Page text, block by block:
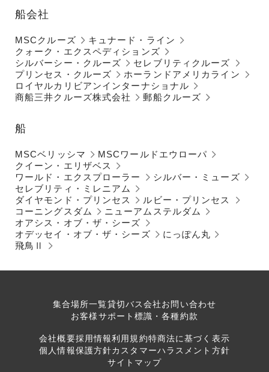
船会社
MSCクルーズ
キュナード・ライン
クォーク・エクスペディションズ
シルバーシー・クルーズ
セレブリティクルーズ
プリンセス・クルーズ
ホーランドアメリカライン
ロイヤルカリビアンインターナショナル
商船三井クルーズ株式会社
郵船クルーズ
船
MSCベリッシマ
MSCワールドエウローパ
クイーン・エリザベス
ワールド・エクスプローラー
シルバー・ミューズ
セレブリティ・ミレニアム
ダイヤモンド・プリンセス
ルビー・プリンセス
コーニングスダム
ニューアムステルダム
オアシス・オブ・ザ・シーズ
オデッセイ・オブ・ザ・シーズ
にっぽん丸
飛鳥Ⅱ
集合場所一覧貸切バス会社お問い合わせ
お客様サポート 標識・各種約款
会社概要採用情報利用規約特商法に基づく表示
個人情報保護方針カスタマーハラスメント方針
サイトマップ